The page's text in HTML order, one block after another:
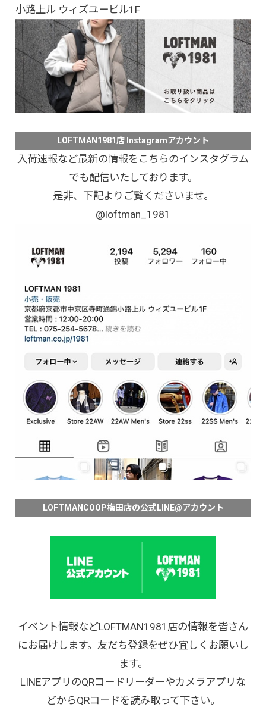
小路上ル ウィズユービル1F
LOFTMAN1981店 Instagramアカウント
入荷速報など最新の情報をこちらのインスタグラム
でも配信いたしております。
是非、下記よりご覧くださいませ。
@loftman_1981
LOFTMANCOOP梅田店の公式LINE@アカウント
イベント情報などLOFTMAN1981店の情報を皆さん
にお届けします。友だち登録をぜひ宜しくお願いし
ます。
LINEアプリのQRコードリーダーやカメラアプリな
どからQRコードを読み取って下さい。